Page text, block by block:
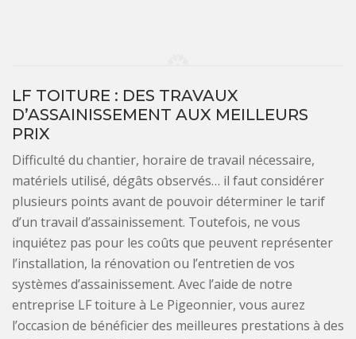
LF TOITURE : DES TRAVAUX
D’ASSAINISSEMENT AUX MEILLEURS
PRIX
Difficulté du chantier, horaire de travail nécessaire,
matériels utilisé, dégâts observés… il faut considérer
plusieurs points avant de pouvoir déterminer le tarif
d’un travail d’assainissement. Toutefois, ne vous
inquiétez pas pour les coûts que peuvent représenter
l’installation, la rénovation ou l’entretien de vos
systèmes d’assainissement. Avec l’aide de notre
entreprise LF toiture à Le Pigeonnier, vous aurez
l’occasion de bénéficier des meilleures prestations à des